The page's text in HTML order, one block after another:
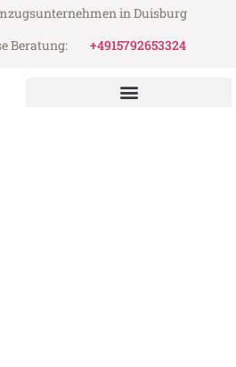
in Duisburg
Beratung:
+4915792653324